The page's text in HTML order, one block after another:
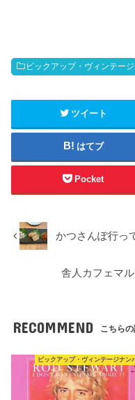
ピックアップ・ヴィンテー
ツイート
はてブ
Pocket
かつさんぽ行っ
舎人カフェマ
RECOMMEND こちらの
ピックアップ・ヴィンテージナン